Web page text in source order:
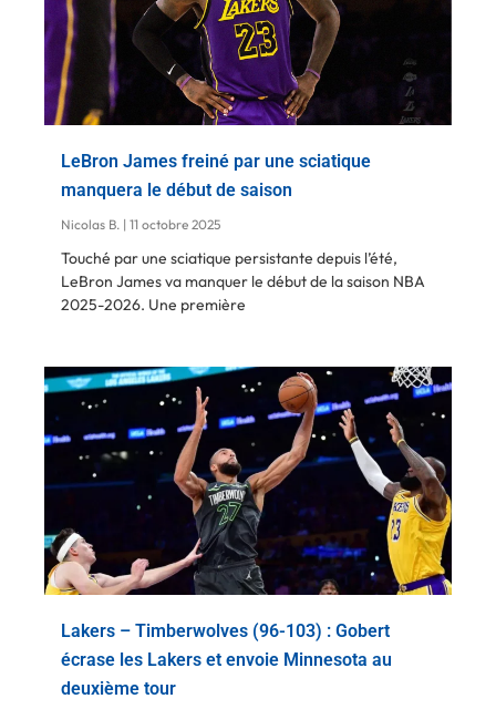
LeBron James freiné par une sciatique
manquera le début de saison
Nicolas B. 11 octobre 2025
Touché par une sciatique persistante depuis l’été,
LeBron James va manquer le début de la saison NBA
2025-2026. Une première
Lakers – Timberwolves (96-103) : Gobert
écrase les Lakers et envoie Minnesota au
deuxième tour